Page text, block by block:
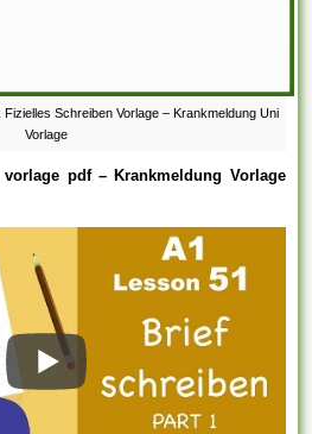
Schreiben Vorlage – Krankmeldung Uni
Vorlage
pdf – Krankmeldung Vorlage